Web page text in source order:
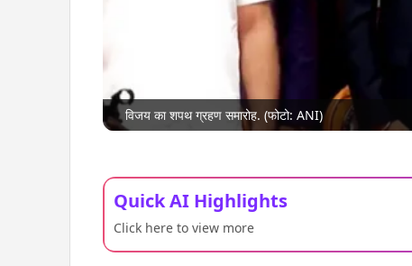
विजय का शपथ ग्रहण समारोह. (फोटो: ANI)
Quick AI Highlights
Click here to view more